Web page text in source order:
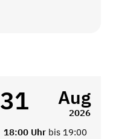
31 Aug
2026
18:00 Uhr bis 19:00